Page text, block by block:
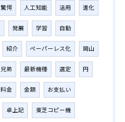
驚愕 人工知能 活用 進化
発展 学習 自動
紹介 ペーパーレス化 岡山
兄弟 最新機種 選定 円
料金 金額 お支払い
卓上記 東芝コピー機